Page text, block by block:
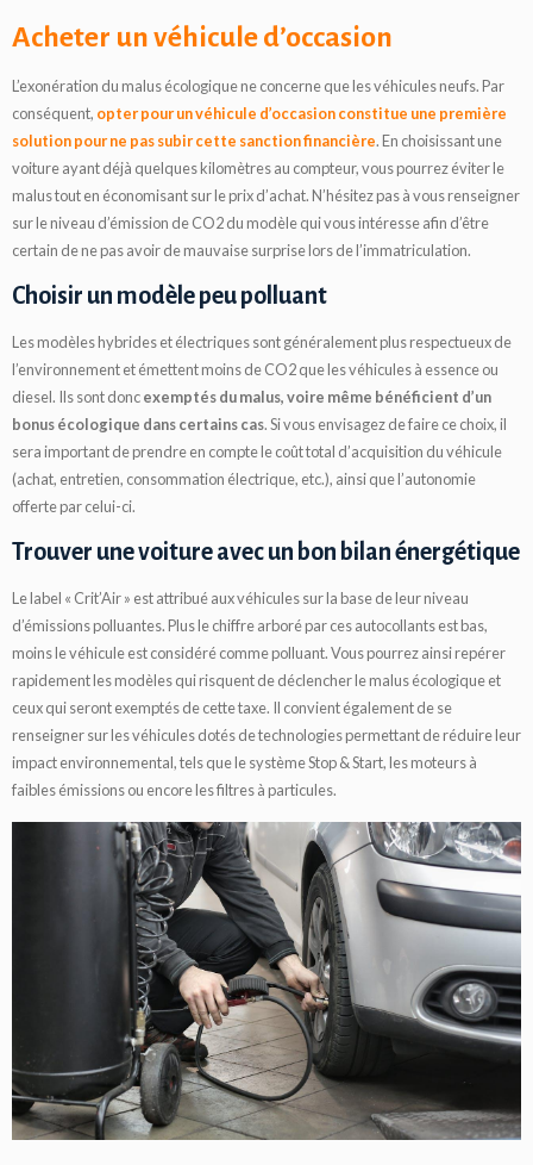
Acheter un véhicule d’occasion
L’exonération du malus écologique ne concerne que les véhicules neufs. Par
conséquent, opter pour un véhicule d’occasion constitue une première
solution pour ne pas subir cette sanction financière. En choisissant une
voiture ayant déjà quelques kilomètres au compteur, vous pourrez éviter le
malus tout en économisant sur le prix d’achat. N’hésitez pas à vous renseigner
sur le niveau d’émission de CO2 du modèle qui vous intéresse afin d’être
certain de ne pas avoir de mauvaise surprise lors de l’immatriculation.
Choisir un modèle peu polluant
Les modèles hybrides et électriques sont généralement plus respectueux de
l’environnement et émettent moins de CO2 que les véhicules à essence ou
diesel. Ils sont doncexemptés du malus, voire même bénéficient d’un
bonus écologique dans certains cas. Si vous envisagez de faire ce choix, il
sera important de prendre en compte le coût total d’acquisition du véhicule
(achat, entretien, consommation électrique, etc.), ainsi que l’autonomie
offerte par celui-ci.
Trouver une voiture avec un bon bilan énergétique
Le label « Crit’Air » est attribué aux véhicules sur la base de leur niveau
d’émissions polluantes. Plus le chiffre arboré par ces autocollants est bas,
moins le véhicule est considéré comme polluant. Vous pourrez ainsi repérer
rapidement les modèles qui risquent de déclencher le malus écologique et
ceux qui seront exemptés de cette taxe. Il convient également de se
renseigner sur les véhicules dotés de technologies permettant de réduire leur
impact environnemental, tels que le système Stop & Start, les moteurs à
faibles émissions ou encore les filtres à particules.